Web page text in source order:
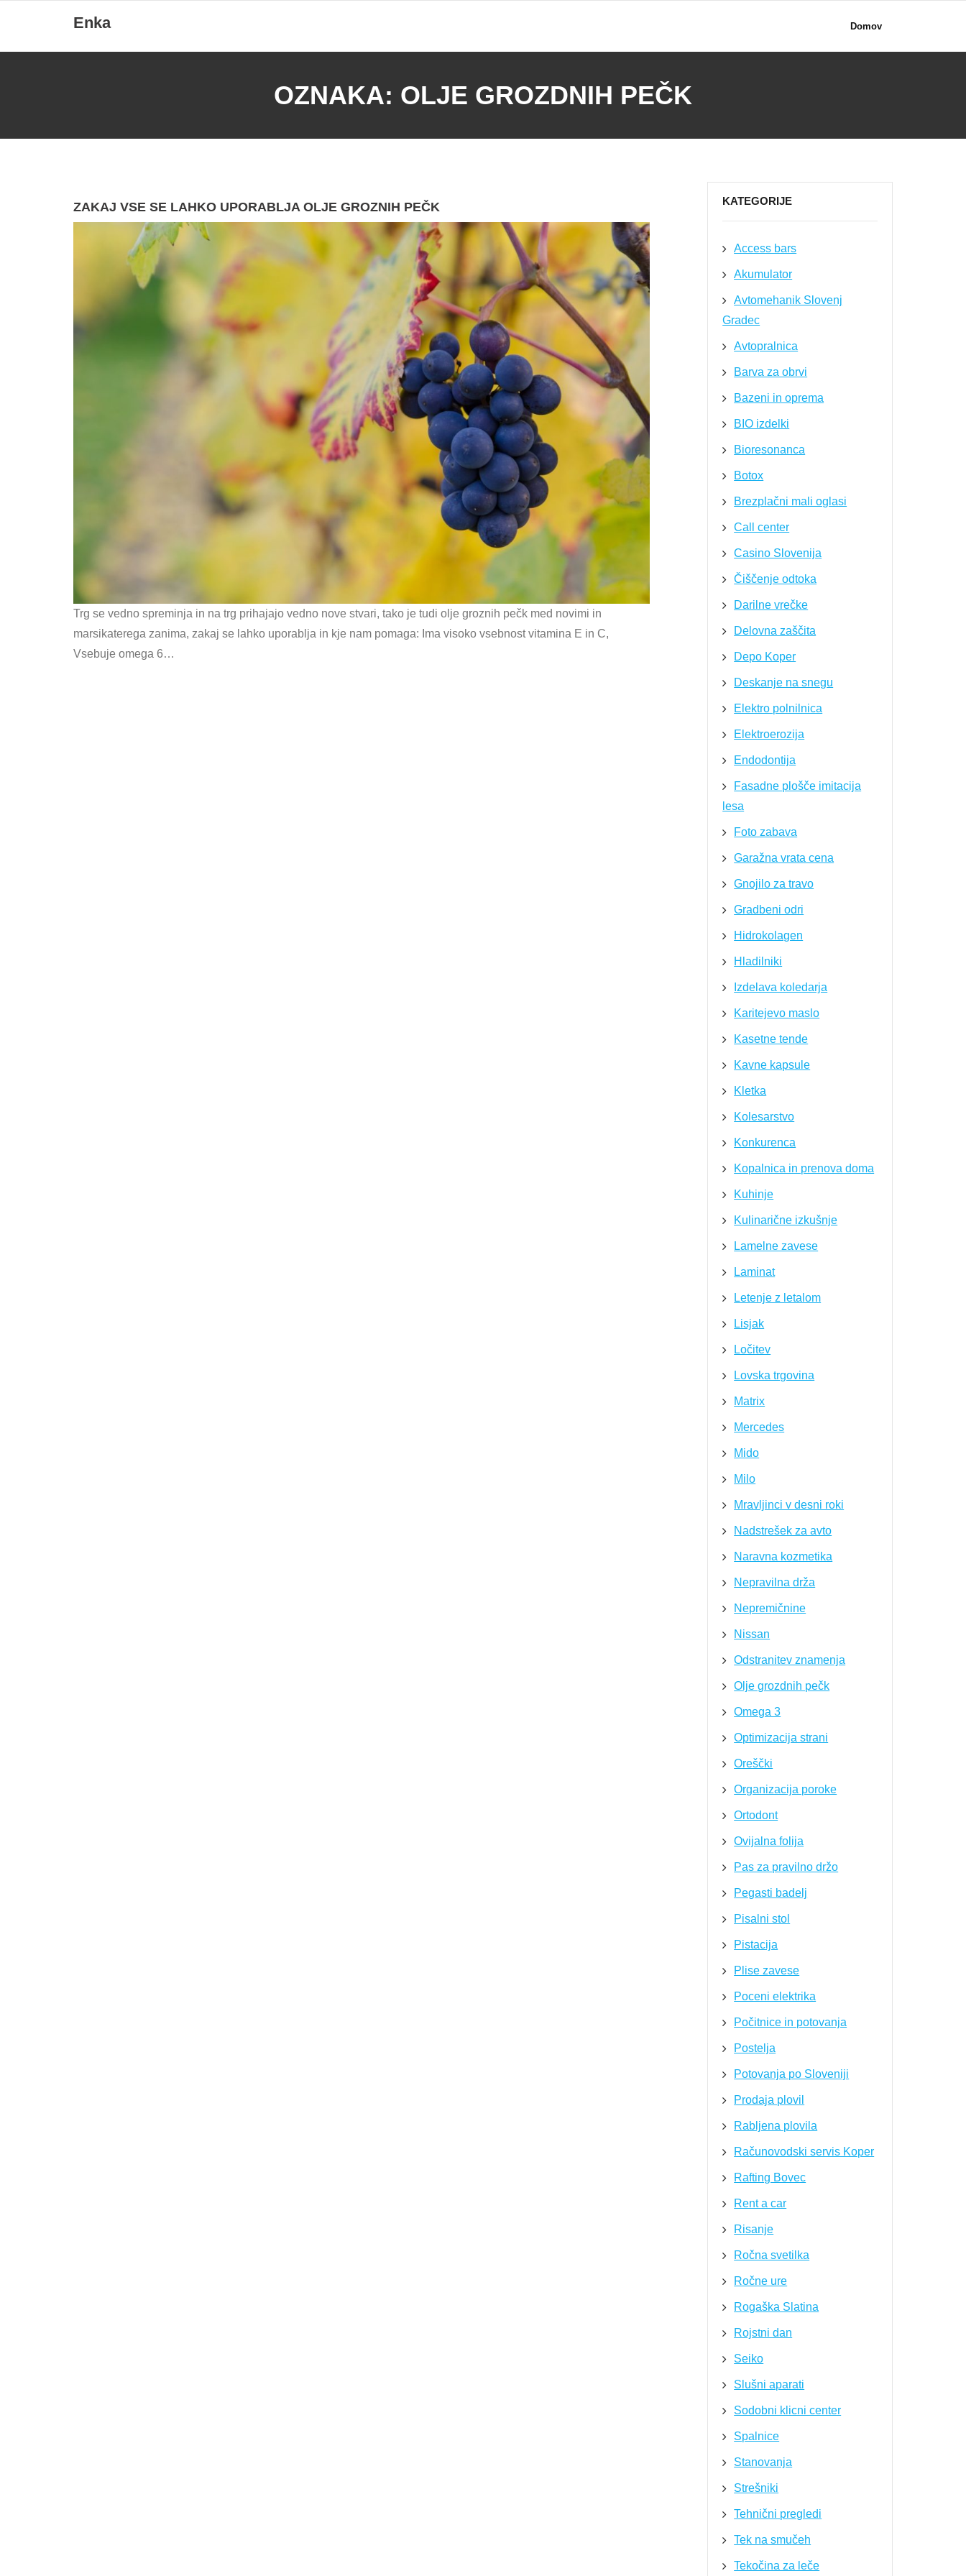
content
Enka Domov
OZNAKA: OLJE GROZDNIH PEČK
ZAKAJ VSE SE LAHKO UPORABLJA OLJE GROZNIH PEČK
Trg se vedno spreminja in na trg prihajajo vedno nove stvari, tako je tudi olje groznih pečk med novimi in
marsikaterega zanima, zakaj se lahko uporablja in kje nam pomaga: Ima visoko vsebnost vitamina E in C,
Vsebuje omega 6…
KATEGORIJE
Access bars
Akumulator
Avtomehanik Slovenj
Gradec
Avtopralnica
Barva za obrvi
Bazeni in oprema
BIO izdelki
Bioresonanca
Botox
Brezplačni mali oglasi
Call center
Casino Slovenija
Čiščenje odtoka
Darilne vrečke
Delovna zaščita
Depo Koper
Deskanje na snegu
Elektro polnilnica
Elektroerozija
Endodontija
Fasadne plošče imitacija
lesa
Foto zabava
Garažna vrata cena
Gnojilo za travo
Gradbeni odri
Hidrokolagen
Hladilniki
Izdelava koledarja
Karitejevo maslo
Kasetne tende
Kavne kapsule
Kletka
Kolesarstvo
Konkurenca
Kopalnica in prenova doma
Kuhinje
Kulinarične izkušnje
Lamelne zavese
Laminat
Letenje z letalom
Lisjak
Ločitev
Lovska trgovina
Matrix
Mercedes
Mido
Milo
Mravljinci v desni roki
Nadstrešek za avto
Naravna kozmetika
Nepravilna drža
Nepremičnine
Nissan
Odstranitev znamenja
Olje grozdnih pečk
Omega 3
Optimizacija strani
Oreščki
Organizacija poroke
Ortodont
Ovijalna folija
Pas za pravilno držo
Pegasti badelj
Pisalni stol
Pistacija
Plise zavese
Poceni elektrika
Počitnice in potovanja
Postelja
Potovanja po Sloveniji
Prodaja plovil
Rabljena plovila
Računovodski servis Koper
Rafting Bovec
Rent a car
Risanje
Ročna svetilka
Ročne ure
Rogaška Slatina
Rojstni dan
Seiko
Slušni aparati
Sodobni klicni center
Spalnice
Stanovanja
Strešniki
Tehnični pregledi
Tek na smučeh
Tekočina za leče